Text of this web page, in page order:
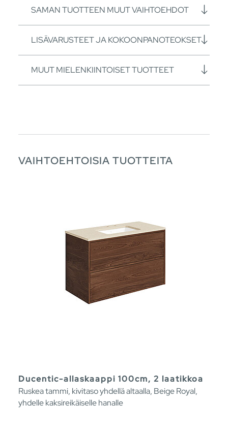
SAMAN TUOTTEEN MUUT VAIHTOEHDOT
LISÄVARUSTEET JA KOKOONPANOTEOKSET
MUUT MIELENKIINTOISET TUOTTEET
VAIHTOEHTOISIA TUOTTEITA
Ducentic-allaskaappi 100cm, 2 laatikkoa
Ruskea tammi, kivitaso yhdellä altaalla, Beige Royal,
yhdelle kaksireikäiselle hanalle